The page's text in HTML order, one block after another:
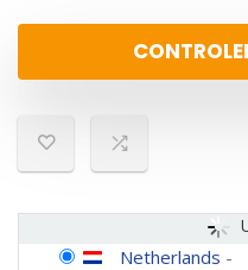
Netherlands -